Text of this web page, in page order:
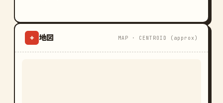
⌖ 地図 MAP · CENTROID (approx)